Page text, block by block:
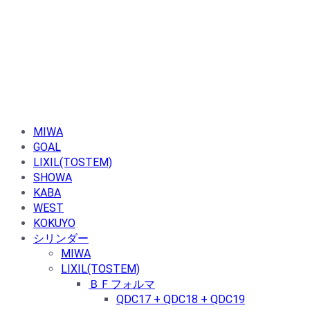
MIWA
GOAL
LIXIL(TOSTEM)
SHOWA
KABA
WEST
KOKUYO
シリンダー
MIWA
LIXIL(TOSTEM)
ＢＦフォルマ
QDC17 + QDC18 + QDC19